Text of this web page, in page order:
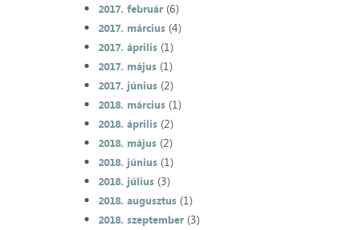
2017. február(6)
2017. március(4)
2017. április(1)
2017. május(1)
2017. június(2)
2018. március(1)
2018. április(2)
2018. május(2)
2018. június(1)
2018. július(3)
2018. augusztus(1)
2018. szeptember(3)